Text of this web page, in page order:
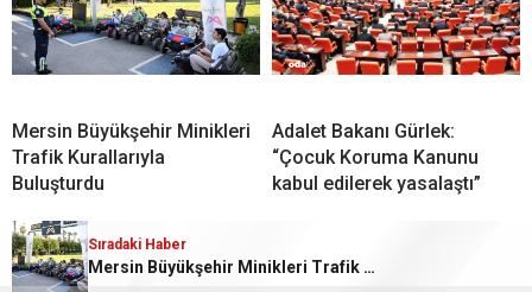
Sıradaki Haber
”En Başarılı Büyükşehir Belediye Başkanları” Araştırmasına Vahap Seçer 2. sırada
Mersin Büyükşehir Minikleri
Trafik Kurallarıyla
Buluşturdu
Adalet Bakanı Gürlek:
“Çocuk Koruma Kanunu
kabul edilerek yasalaştı”
Sıradaki Haber
Mersin Büyükşehir Minikleri Trafik Kurallarıyla Buluşturdu